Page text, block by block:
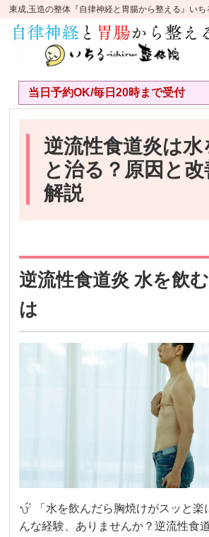
東成,玉造の整体『自律神経と胃腸から整える』いち
当日予約OK/毎日20時まで受付
逆流性食道炎は水
と治る？原因と
解説
逆流性食道炎 水を飲
は
「水を飲んだら胸焼けがスッと
んな経験、ありませんか？逆流性食